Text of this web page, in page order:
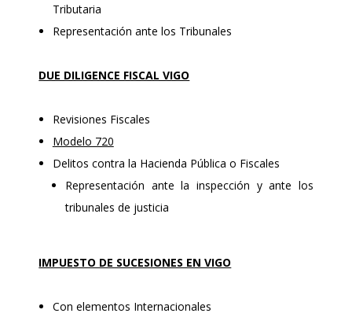
Tributaria
Representación ante los Tribunales
DUE DILIGENCE FISCAL VIGO
Revisiones Fiscales
Modelo 720
Delitos contra la Hacienda Pública o Fiscales
Representación ante la inspección y ante los
tribunales de justicia
IMPUESTO DE SUCESIONES EN VIGO
Con elementos Internacionales